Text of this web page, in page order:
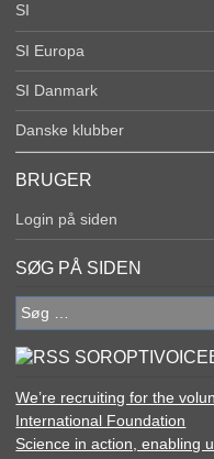
SI
SI Europa
SI Danmark
Danske klubber
BRUGER
Login på siden
SØG PÅ SIDEN
Søg
efter:
We’re recruiting for the
International Foundation
Science in action, enabling